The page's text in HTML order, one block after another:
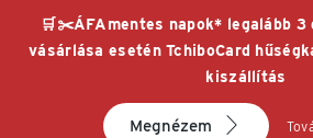
🛒✂️ÁFAmentes napok* legalább 3
vásárlása esetén TchiboCard
kiszállítás
Megnézem